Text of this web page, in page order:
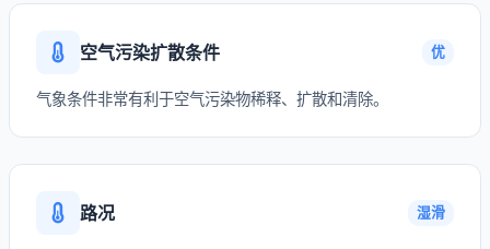
空气污染扩散条件 优
气象条件非常有利于空气污染物稀释、扩散和清除。
路况 湿滑